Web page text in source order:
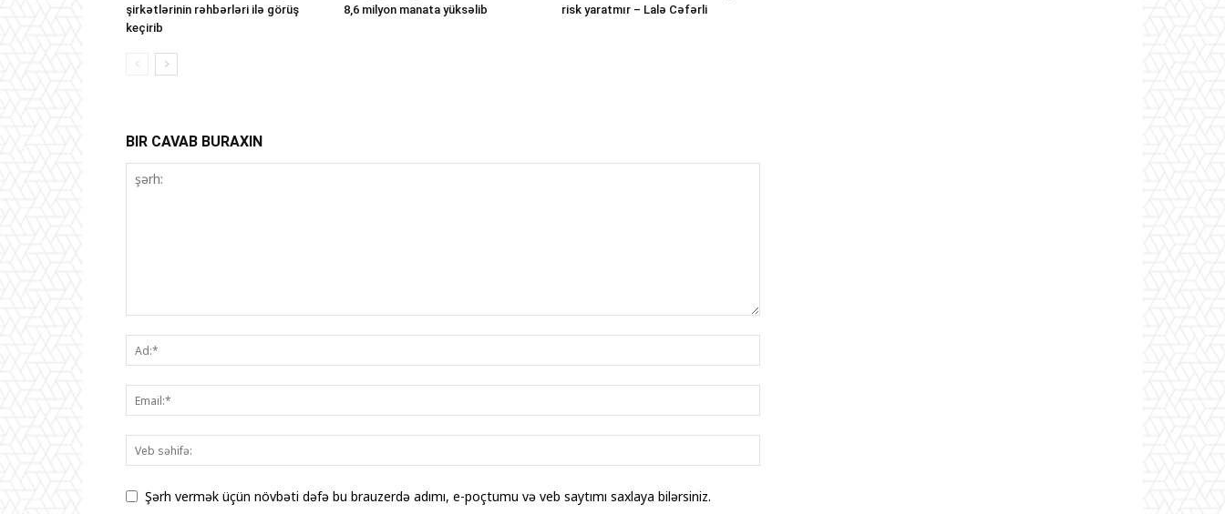
şirkətlərinin rəhbərləri ilə görüş
keçirib
8,6 milyon manata yüksəlib
risk yaratmır – Lalə Cəfərli
BIR CAVAB BURAXIN
Şərh vermək üçün növbəti dəfə bu brauzerdə adımı, e-poçtumu və veb saytımı saxlaya bilərsiniz.